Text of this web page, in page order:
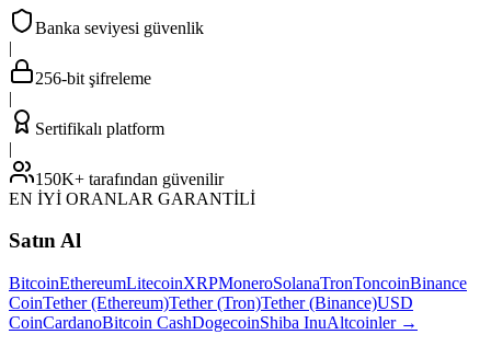
Banka seviyesi güvenlik
|
256-bit şifreleme
|
Sertifikalı platform
|
150K+ tarafından güvenilir
EN İYİ ORANLAR GARANTİLİ
Satın Al
BitcoinEthereumLitecoinXRPMoneroSolanaTronToncoinBinance
CoinTether (Ethereum)Tether (Tron)Tether (Binance)USD
CoinCardanoBitcoin CashDogecoinShiba InuAltcoinler→